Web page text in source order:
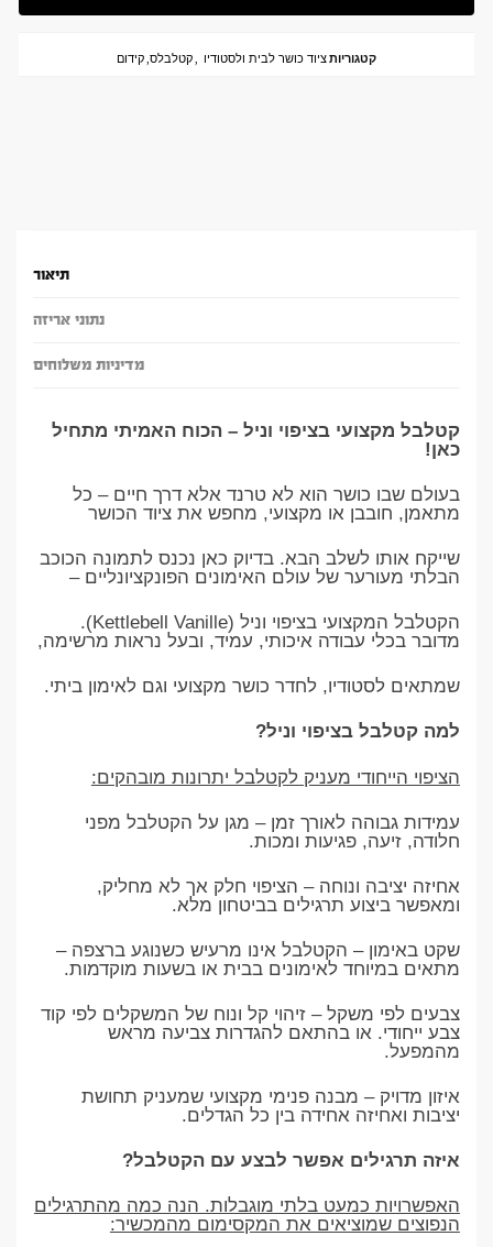
קטגוריותציוד כושר לבית ולסטודיו ,קטלבלס,קידום
תיאור
נתוני אריזה
מדיניות משלוחים
קטלבל מקצועי בציפוי וניל – הכוח האמיתי מתחיל
כאן!
בעולם שבו כושר הוא לא טרנד אלא דרך חיים – כל
מתאמן, חובבן או מקצועי, מחפש את ציוד הכושר
שייקח אותו לשלב הבא. בדיוק כאן נכנס לתמונה הכוכב
הבלתי מעורער של עולם האימונים הפונקציונליים –
הקטלבל המקצועי בציפוי וניל (Kettlebell Vanille).
מדובר בכלי עבודה איכותי, עמיד, ובעל נראות מרשימה,
שמתאים לסטודיו, לחדר כושר מקצועי וגם לאימון ביתי.
למה קטלבל בציפוי וניל?
הציפוי הייחודי מעניק לקטלבל יתרונות מובהקים:
עמידות גבוהה לאורך זמן – מגן על הקטלבל מפני
חלודה, זיעה, פגיעות ומכות.
אחיזה יציבה ונוחה – הציפוי חלק אך לא מחליק,
ומאפשר ביצוע תרגילים בביטחון מלא.
שקט באימון – הקטלבל אינו מרעיש כשנוגע ברצפה –
מתאים במיוחד לאימונים בבית או בשעות מוקדמות.
צבעים לפי משקל – זיהוי קל ונוח של המשקלים לפי קוד
צבע ייחודי. או בהתאם להגדרות צביעה מראש
מהמפעל.
איזון מדויק – מבנה פנימי מקצועי שמעניק תחושת
יציבות ואחיזה אחידה בין כל הגדלים.
איזה תרגילים אפשר לבצע עם הקטלבל?
האפשרויות כמעט בלתי מוגבלות. הנה כמה מהתרגילים
הנפוצים שמוציאים את המקסימום מהמכשיר: